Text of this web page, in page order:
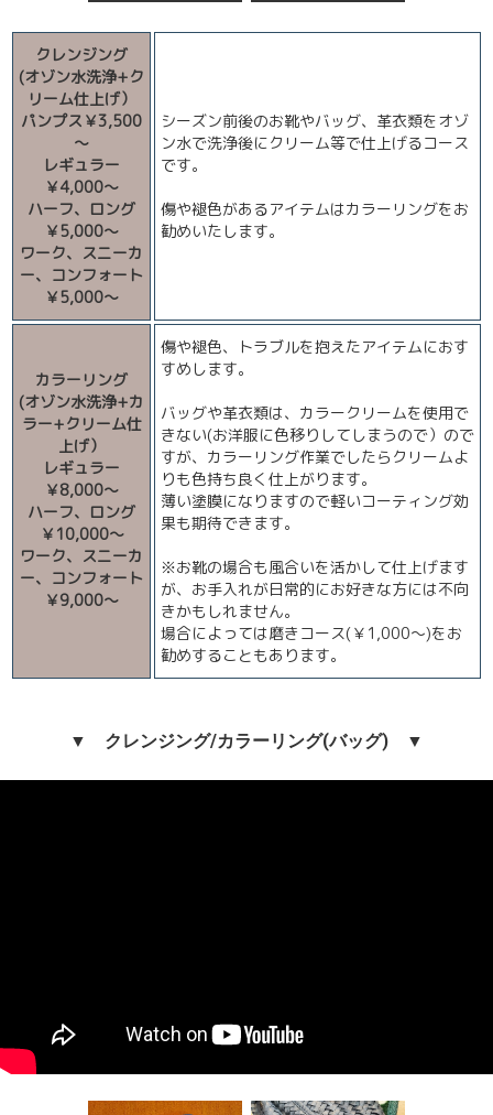
クレンジング
(オゾン水洗浄+ク
リーム仕上げ）
パンプス￥3,500
～
レギュラー
￥4,000～
ハーフ、ロング
￥5,000～
ワーク、スニーカ
ー、コンフォート
￥5,000～
シーズン前後のお靴やバッグ、革衣類をオゾ
ン水で洗浄後にクリーム等で仕上げるコース
です。
傷や褪色があるアイテムはカラーリングをお
勧めいたします。
カラーリング
(オゾン水洗浄+カ
ラー+クリーム仕
上げ）
レギュラー
￥8,000～
ハーフ、ロング
￥10,000～
ワーク、スニーカ
ー、コンフォート
￥9,000～
傷や褪色、トラブルを抱えたアイテムにおす
すめします。
バッグや革衣類は、カラークリームを使用で
きない(お洋服に色移りしてしまうので）ので
すが、カラーリング作業でしたらクリームよ
りも色持ち良く仕上がります。
薄い塗膜になりますので軽いコーティング効
果も期待できます。
※お靴の場合も風合いを活かして仕上げます
が、お手入れが日常的にお好きな方には不向
きかもしれません。
場合によっては磨きコース(￥1,000～)をお
勧めすることもあります。
▼ クレンジング/カラーリング(バッグ) ▼